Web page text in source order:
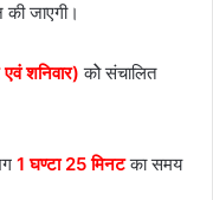
की जाएगी।
शनिवार) कोे संचालित
1 घण्टा 25 मिनट का समय